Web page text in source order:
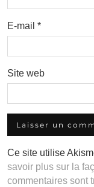
E-mail *
Site web
Ce site utilise
savoir plus sur la
commentaires sont